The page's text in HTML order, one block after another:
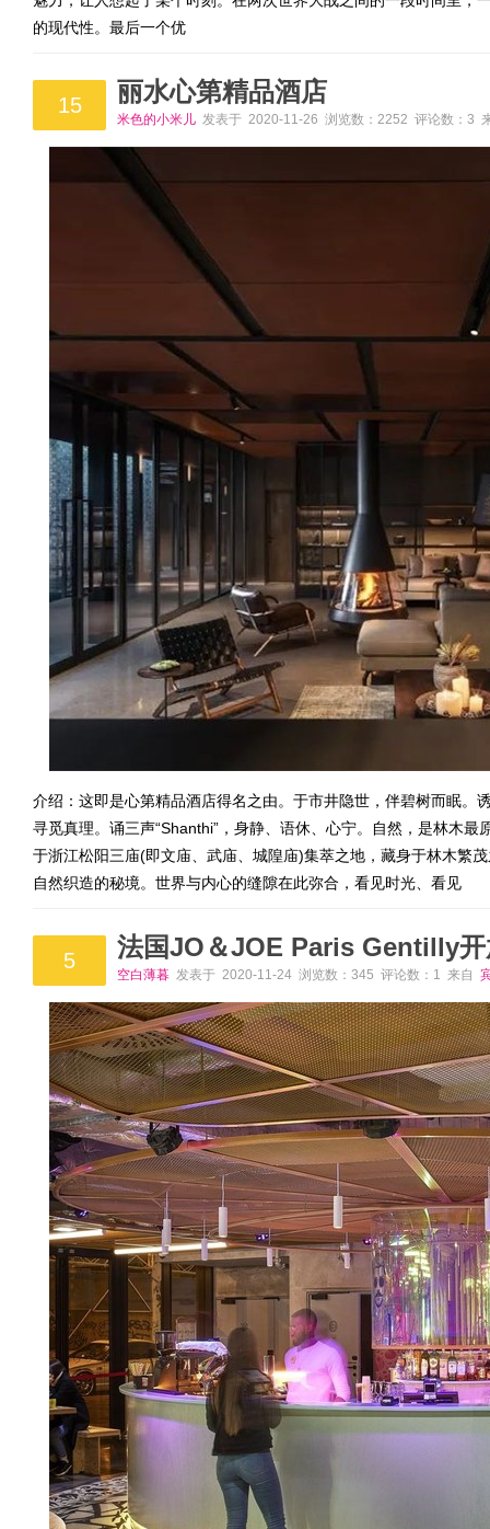
的现代性。最后一个优
15 丽水心第精品酒店
米色的小米儿 发表于 2020-11-26 浏览数：2252 评论数：3
介绍：这即是心第精品酒店得名之由。于市井隐世，伴碧树而眠。
寻觅真理。诵三声“Shanthi”，身静、语休、心宁。自然，是林木
于浙江松阳三庙(即文庙、武庙、城隍庙)集萃之地，藏身于林木繁
自然织造的秘境。世界与内心的缝隙在此弥合，看见时光、看见
5 法国JO＆JOE Paris Gentilly开
空白薄暮 发表于 2020-11-24 浏览数：345 评论数：1 来自